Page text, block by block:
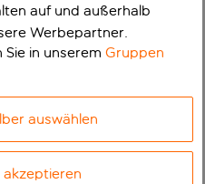
auf und außerhalb
Werbepartner.
Sie in unseremGruppen
auswählen
akzeptieren